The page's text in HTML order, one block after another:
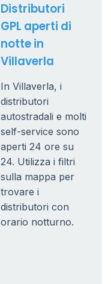
Distributori
GPL aperti di
notte in
Villaverla
In Villaverla, i
distributori
autostradali e molti
self-service sono
aperti 24 ore su
24. Utilizza i filtri
sulla mappa per
trovare i
distributori con
orario notturno.